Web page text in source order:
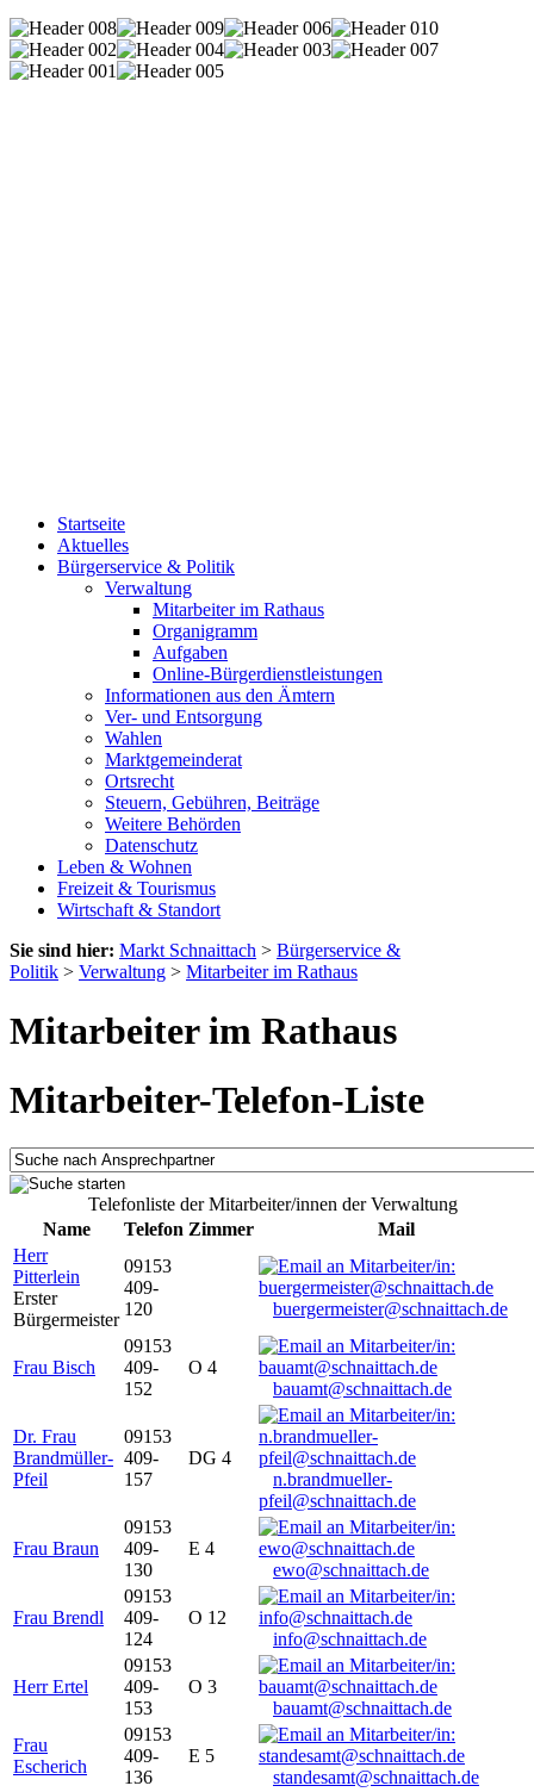
Startseite
Aktuelles
Bürgerservice & Politik
Verwaltung
Mitarbeiter im Rathaus
Organigramm
Aufgaben
Online-Bürgerdienstleistungen
Informationen aus den Ämtern
Ver- und Entsorgung
Wahlen
Marktgemeinderat
Ortsrecht
Steuern, Gebühren, Beiträge
Weitere Behörden
Datenschutz
Leben & Wohnen
Freizeit & Tourismus
Wirtschaft & Standort
Sie sind hier: Markt Schnaittach > Bürgerservice &
Politik > Verwaltung > Mitarbeiter im Rathaus
Mitarbeiter im Rathaus
Mitarbeiter-Telefon-Liste
Telefonliste der Mitarbeiter/innen der Verwaltung
Name
Telefon Zimmer
Mail
Herr
Pitterlein
Erster
Bürgermeister
09153
409-
120
buergermeister@schnaittach.de
Frau Bisch
09153
409-
152
O 4
bauamt@schnaittach.de
Dr. Frau
Brandmüller-
Pfeil
09153
409-
157
DG 4
n.brandmueller-
pfeil@schnaittach.de
Frau Braun
09153
409-
130
E 4
ewo@schnaittach.de
Frau Brendl
09153
409-
124
O 12
info@schnaittach.de
Herr Ertel
09153
409-
153
O 3
bauamt@schnaittach.de
Frau
Escherich
09153
409-
136
E 5
standesamt@schnaittach.de